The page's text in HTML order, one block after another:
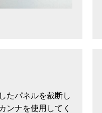
たパネルを裁断し
ンナを使用してく